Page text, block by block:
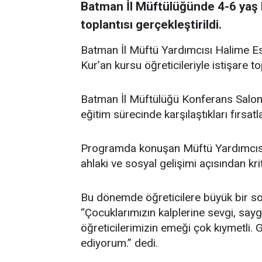
Batman İl Müftülüğünde 4-6
toplantısı gerçekleştirildi.
Batman İl Müftü Yardımcısı Halime
Kur’an kursu öğreticileriyle istişare
Batman İl Müftülüğü Konferans
eğitim sürecinde karşılaştıkları
Programda konuşan Müftü
ahlaki ve sosyal gelişimi açısından
Bu dönemde öğreticilere büyük bir
“Çocuklarımızın kalplerine sevgi,
öğreticilerimizin emeği çok kıymetli.
ediyorum.” dedi.